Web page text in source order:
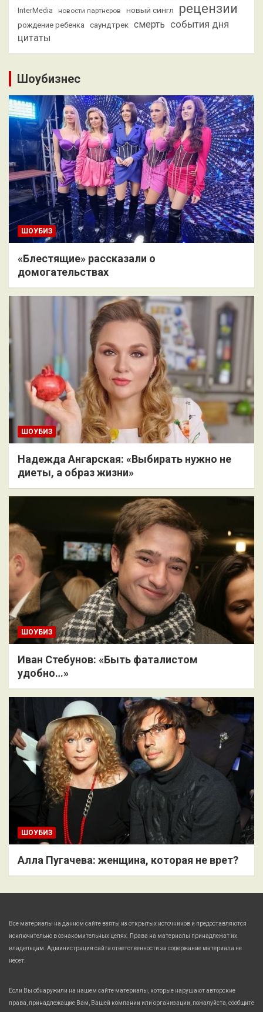
InterMedia
новости партнеров новый сингл рецензии
рождение ребенка саундтрек смерть события дня
цитаты
Шоубизнес
ШОУБИЗ
«Блестящие» рассказали о
домогательствах
ШОУБИЗ
Надежда Ангарская: «Выбирать нужно не
диеты, а образ жизни»
ШОУБИЗ
Иван Стебунов: «Быть фаталистом
удобно…»
ШОУБИЗ
Алла Пугачева: женщина, которая не врет?
Все материалы на данном сайте взяты из открытых источников и предоставляются
исключительно в ознакомительных целях. Права на материалы принадлежат их
владельцам. Администрация сайта ответственности за содержание материала не
несет.
Если Вы обнаружили на нашем сайте материалы, которые нарушают авторские
права, принадлежащие Вам, Вашей компании или организации, пожалуйста, сообщите